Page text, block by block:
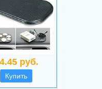
руб.
Купить